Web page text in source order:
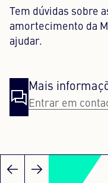
Tem dúvidas sobre
amortecimento da
ajudar.
Mais
Entrar em